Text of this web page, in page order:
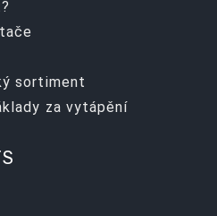
sortiment
za vytápění